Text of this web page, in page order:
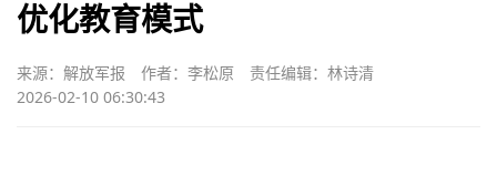
优化教育模式
来源：解放军报 作者：李松原
责任编辑：林诗清
2026-02-10 06:30:43